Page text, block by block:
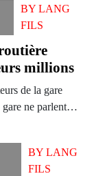
BY LANG
FILS
millions
de la gare
gare ne parlent…
BY LANG
FILS